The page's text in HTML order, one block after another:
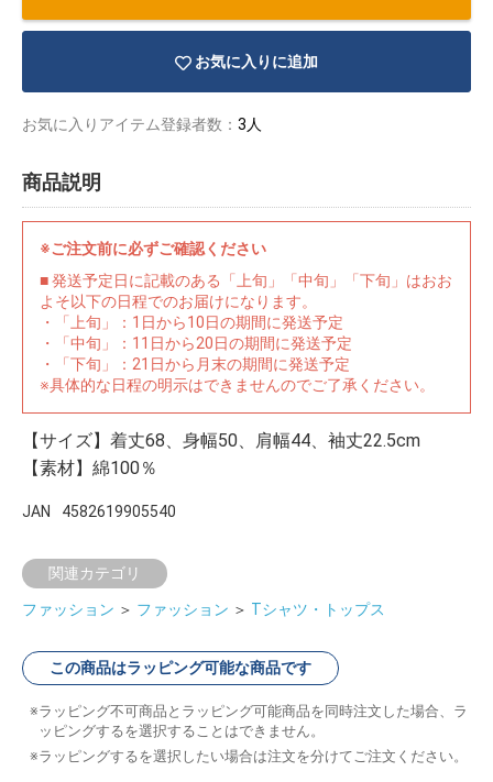
お気に入りに追加
お気に入りアイテム登録者数： 3人
商品説明
※ご注文前に必ずご確認ください
■ 発送予定日に記載のある「上旬」「中旬」「下旬」はおお
よそ以下の日程でのお届けになります。
・「上旬」：1日から10日の期間に発送予定
・「中旬」：11日から20日の期間に発送予定
・「下旬」：21日から月末の期間に発送予定
※具体的な日程の明示はできませんのでご了承ください。
【サイズ】着丈68、身幅50、肩幅44、袖丈22.5cm
【素材】綿100％
JAN 4582619905540
関連カテゴリ
ファッション ＞ ファッション ＞ Tシャツ・トップス
この商品はラッピング可能な商品です
ラッピング不可商品とラッピング可能商品を同時注文した場合、ラ
ッピングするを選択することはできません。
ラッピングするを選択したい場合は注文を分けてご注文ください。
イラストレ
ーター
アダルトグ
ッズ